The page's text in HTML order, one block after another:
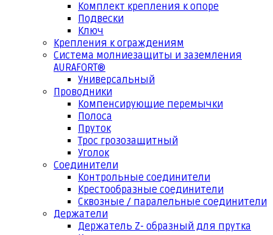
Комплект крепления к опоре
Подвески
Ключ
Крепления к ограждениям
Система молниезащиты и заземления
AURAFORT®
Универсальный
Проводники
Компенсирующие перемычки
Полоса
Пруток
Трос грозозащитный
Уголок
Соединители
Контрольные соединители
Крестообразные соединители
Сквозные / паралельные соединители
Держатели
Держатель Z- образный для прутка